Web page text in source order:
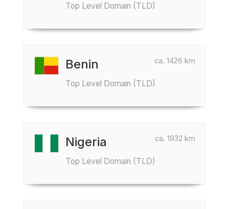
Top Level Domain (TLD)
ca. 1426 km
Benin
Top Level Domain (TLD)
ca. 1932 km
Nigeria
Top Level Domain (TLD)